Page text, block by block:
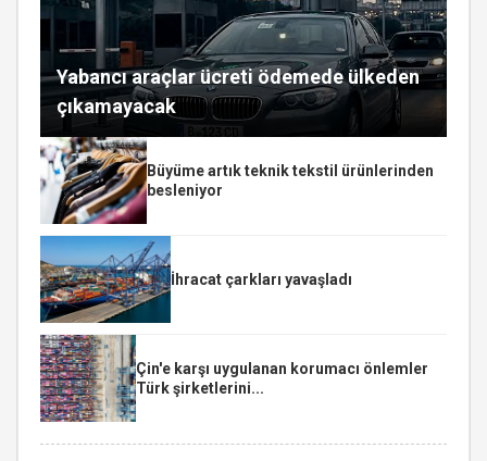
Yabancı araçlar ücreti ödemede ülkeden
çıkamayacak
Büyüme artık teknik tekstil ürünlerinden
besleniyor
İhracat çarkları yavaşladı
Çin'e karşı uygulanan korumacı önlemler
Türk şirketlerini...